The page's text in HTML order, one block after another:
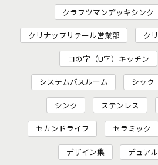
クラフツマンデッキシンク
クリナップリテール営業部 ク
コの字（U字）キッチン
システムバスルーム シック
シンク ステンレス
セカンドライフ セラミック
デザイン集 デュア